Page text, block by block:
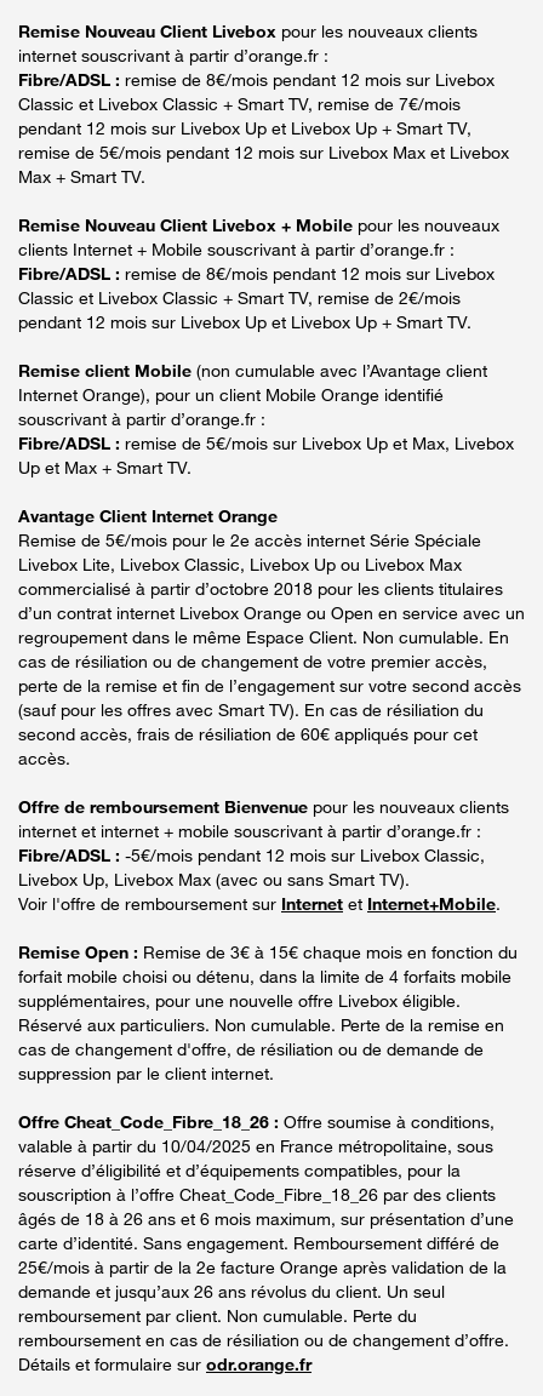
Remise Nouveau Client Livebox pour les nouveaux clients
internet souscrivant à partir d’orange.fr :
Fibre/ADSL : remise de 8€/mois pendant 12 mois sur Livebox
Classic et Livebox Classic + Smart TV, remise de 7€/mois
pendant 12 mois sur Livebox Up et Livebox Up + Smart TV,
remise de 5€/mois pendant 12 mois sur Livebox Max et Livebox
Max + Smart TV.
Remise Nouveau Client Livebox + Mobile pour les nouveaux
clients Internet + Mobile souscrivant à partir d’orange.fr :
Fibre/ADSL : remise de 8€/mois pendant 12 mois sur Livebox
Classic et Livebox Classic + Smart TV, remise de 2€/mois
pendant 12 mois sur Livebox Up et Livebox Up + Smart TV.
Remise client Mobile (non cumulable avec l’Avantage client
Internet Orange), pour un client Mobile Orange identifié
souscrivant à partir d’orange.fr :
Fibre/ADSL : remise de 5€/mois sur Livebox Up et Max, Livebox
Up et Max + Smart TV.
Avantage Client Internet Orange
Remise de 5€/mois pour le 2e accès internet Série Spéciale
Livebox Lite, Livebox Classic, Livebox Up ou Livebox Max
commercialisé à partir d’octobre 2018 pour les clients titulaires
d’un contrat internet Livebox Orange ou Open en service avec un
regroupement dans le même Espace Client. Non cumulable. En
cas de résiliation ou de changement de votre premier accès,
perte de la remise et fin de l’engagement sur votre second accès
(sauf pour les offres avec Smart TV). En cas de résiliation du
second accès, frais de résiliation de 60€ appliqués pour cet
accès.
Offre de remboursement Bienvenue pour les nouveaux clients
internet et internet + mobile souscrivant à partir d’orange.fr :
Fibre/ADSL : -5€/mois pendant 12 mois sur Livebox Classic,
Livebox Up, Livebox Max (avec ou sans Smart TV).
Voir l'offre de remboursement sur Internet et Internet+Mobile.
Remise Open : Remise de 3€ à 15€ chaque mois en fonction du
forfait mobile choisi ou détenu, dans la limite de 4 forfaits mobile
supplémentaires, pour une nouvelle offre Livebox éligible.
Réservé aux particuliers. Non cumulable. Perte de la remise en
cas de changement d'offre, de résiliation ou de demande de
suppression par le client internet.
Offre Cheat_Code_Fibre_18_26 : Offre soumise à conditions,
valable à partir du 10/04/2025 en France métropolitaine, sous
réserve d’éligibilité et d’équipements compatibles, pour la
souscription à l’offre Cheat_Code_Fibre_18_26 par des clients
âgés de 18 à 26 ans et 6 mois maximum, sur présentation d’une
carte d’identité. Sans engagement. Remboursement différé de
25€/mois à partir de la 2e facture Orange après validation de la
demande et jusqu’aux 26 ans révolus du client. Un seul
remboursement par client. Non cumulable. Perte du
remboursement en cas de résiliation ou de changement d’offre.
Détails et formulaire sur odr.orange.fr